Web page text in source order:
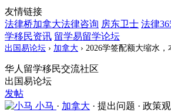
友情链接
法律桥加拿大法律咨询 房东卫士 法律
学移民资讯 留学易留学论坛
出国易论坛 › 加拿大 › 2026学签配额大缩水
华人留学移民交流社区
出国易论坛
发帖
小马 · 加拿大 · 提出问题 · 政策